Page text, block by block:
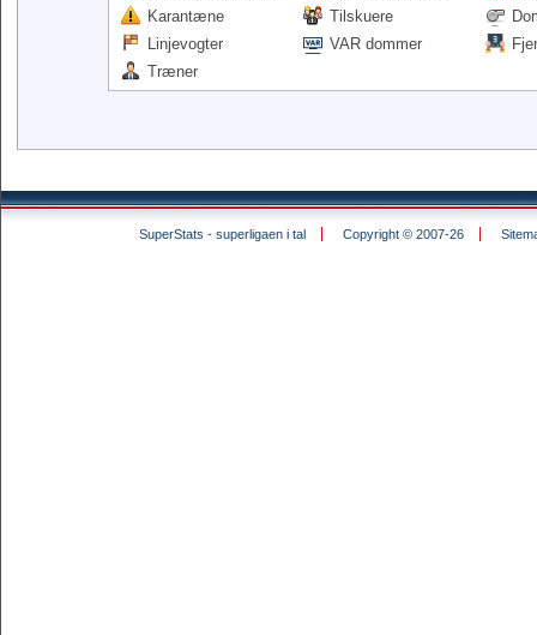
Karantæne
Tilskuere
Linjevogter
VAR dommer
Træner
SuperStats - superligaen i tal Copyright © 2007-26